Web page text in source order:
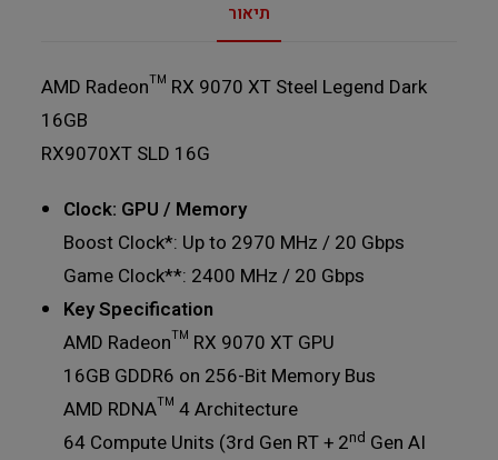
תיאור
AMD Radeon™ RX 9070 XT Steel Legend Dark
16GB
RX9070XT SLD 16G
Clock: GPU / Memory
Boost Clock*: Up to 2970 MHz / 20 Gbps
Game Clock**: 2400 MHz / 20 Gbps
Key Specification
AMD Radeon™ RX 9070 XT GPU
16GB GDDR6 on 256-Bit Memory Bus
AMD RDNA™ 4 Architecture
64 Compute Units (3rd Gen RT + 2nd Gen AI